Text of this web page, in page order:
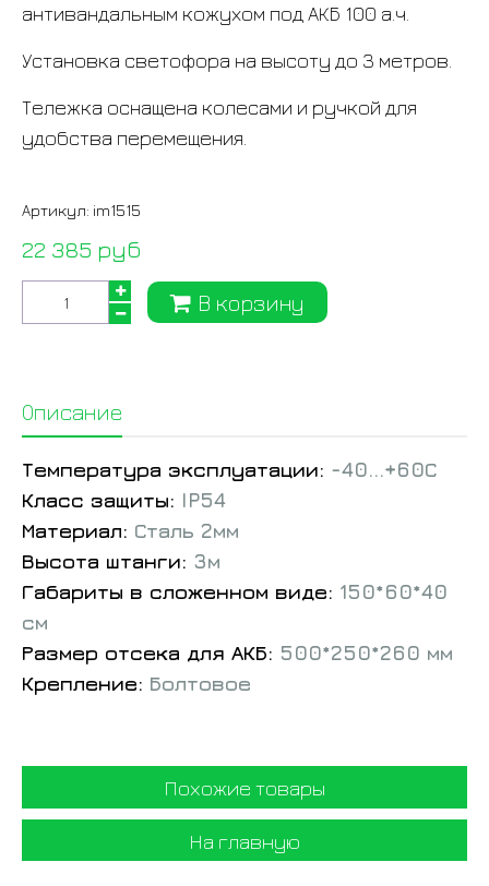
антивандальным кожухом под АКБ 100 а.ч.
Установка светофора на высоту до 3 метров.
Тележка оснащена колесами и ручкой для
удобства перемещения.
Артикул: im1515
22 385 руб
В корзину
Описание
Температура эксплуатации: -40...+60С
Класс защиты: IP54
Материал: Сталь 2мм
Высота штанги: 3м
Габариты в сложенном виде: 150*60*40
см
Размер отсека для АКБ: 500*250*260 мм
Крепление: Болтовое
Похожие товары
На главную